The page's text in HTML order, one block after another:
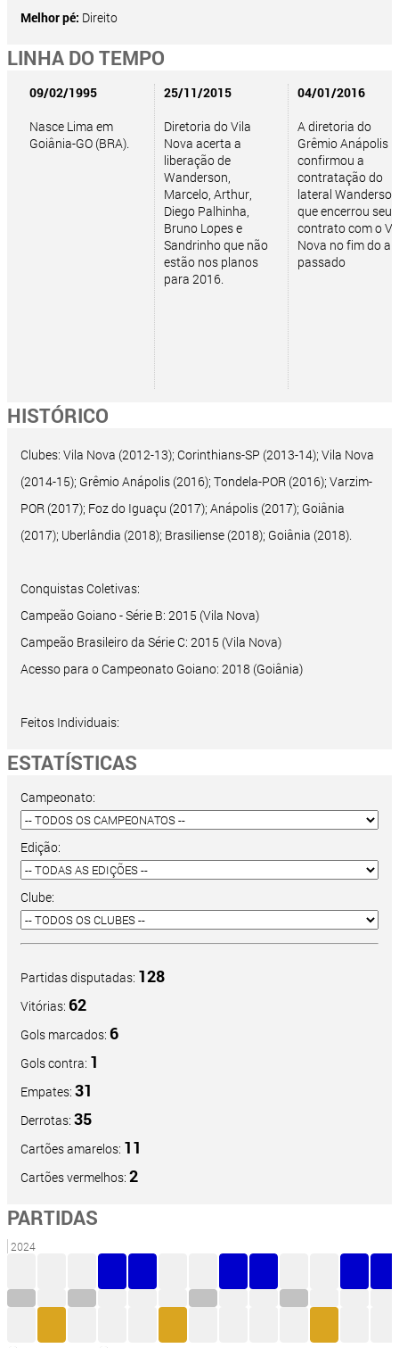
Melhor pé: Direito
LINHA DO TEMPO
09/02/1995
Nasce Lima em
Goiânia-GO (BRA).
25/11/2015
Diretoria do Vila
Nova acerta a
liberação de
Wanderson,
Marcelo, Arthur,
Diego Palhinha,
Bruno Lopes e
Sandrinho que não
estão nos planos
para 2016.
04/01/2016
A diretoria do
Grêmio Anápolis
confirmou a
contratação do
lateral Wanderson
que encerrou seu
contrato com o
Nova no fim do
passado
HISTÓRICO
Clubes: Vila Nova (2012-13); Corinthians-SP (2013-14); Vila Nova
(2014-15); Grêmio Anápolis (2016); Tondela-POR (2016); Varzim-
POR (2017); Foz do Iguaçu (2017); Anápolis (2017); Goiânia
(2017); Uberlândia (2018); Brasiliense (2018); Goiânia (2018).
Conquistas Coletivas:
Campeão Goiano - Série B: 2015 (Vila Nova)
Campeão Brasileiro da Série C: 2015 (Vila Nova)
Acesso para o Campeonato Goiano: 2018 (Goiânia)
Feitos Individuais:
ESTATÍSTICAS
Campeonato:
Edição:
Clube:
Partidas disputadas: 128
Vitórias: 62
Gols marcados: 6
Gols contra: 1
Empates: 31
Derrotas: 35
Cartões amarelos: 11
Cartões vermelhos: 2
PARTIDAS
2024